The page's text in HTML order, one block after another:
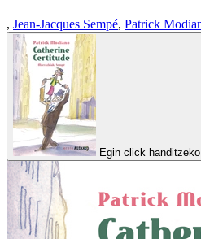
, Jean-Jacques Sempé, Patrick
Egin click handitzeko